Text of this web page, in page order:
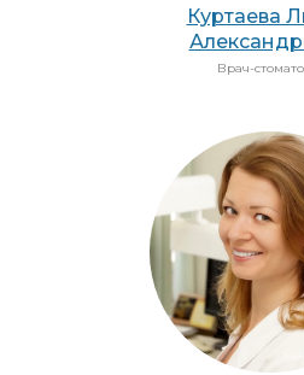
Куртаева
Врач-